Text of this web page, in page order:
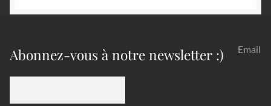
Abonnez-vous à notre newsletter :) Email